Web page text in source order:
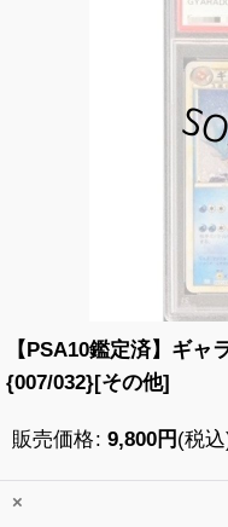
【PSA10鑑定済】ギャ
{007/032}[その他]
販売価格: 9,800円 (税
×